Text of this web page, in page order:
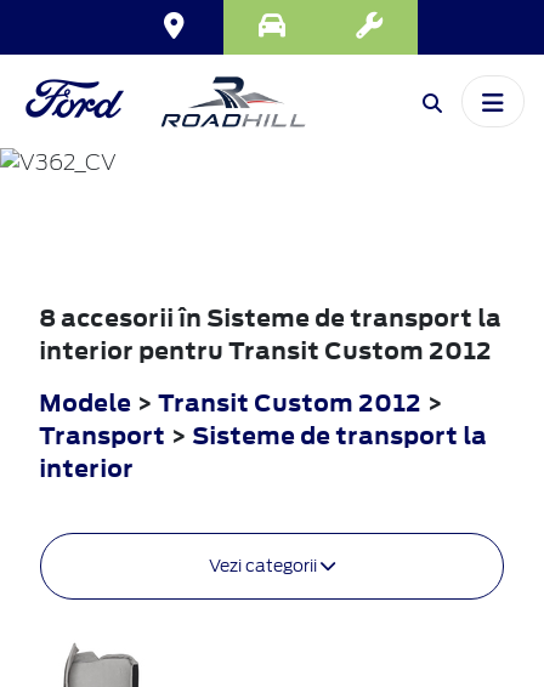
TRANSIT
CUSTOM
8 accesorii în Sisteme de transport la
interior pentru Transit Custom 2012
Modele > Transit Custom 2012 >
Transport > Sisteme de transport la
interior
Vezi categorii